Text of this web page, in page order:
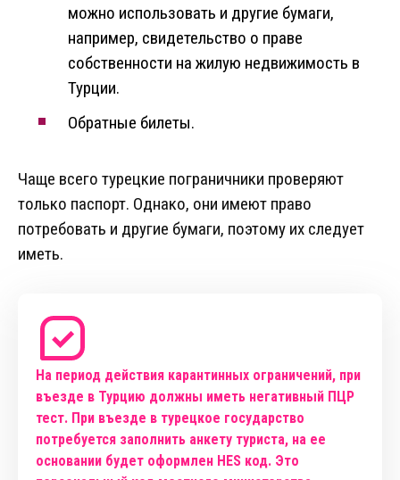
можно использовать и другие бумаги,
например, свидетельство о праве
собственности на жилую недвижимость в
Турции.
Обратные билеты.
Чаще всего турецкие пограничники проверяют
только паспорт. Однако, они имеют право
потребовать и другие бумаги, поэтому их следует
иметь.
На период действия карантинных ограничений, при
въезде в Турцию должны иметь негативный ПЦР
тест. При въезде в турецкое государство
потребуется заполнить анкету туриста, на ее
основании будет оформлен HES код. Это